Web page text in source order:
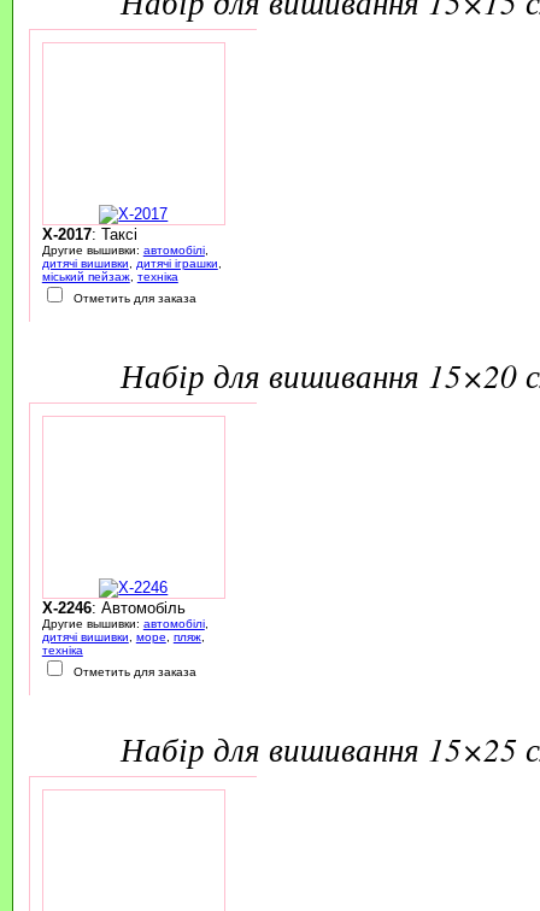
X-2017: Таксі
Другие вышивки: автомобілі,
дитячі вишивки
дитячі іграшки
міський пейзаж, техніка
Отметить для заказа
набір для вишивання
X-2246: Автомобіль
Другие вышивки: автомобілі,
дитячі вишивки
море пляж,
техніка
Отметить для заказа
набір для вишивання